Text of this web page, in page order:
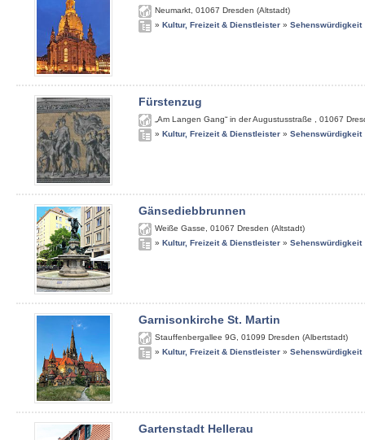
Neumarkt 01067 Dresden (Altstadt)
» Kultur, Freizeit & Dienstleister » Sehenswürdigkeit
Fürstenzug
„Am Langen Gang“ in der Augustusstraße 01067
» Kultur, Freizeit & Dienstleister » Sehenswürdigkeit
Gänsediebbrunnen
Weiße Gasse 01067 Dresden (Altstadt)
» Kultur, Freizeit & Dienstleister » Sehenswürdigkeit
Garnisonkirche St. Martin
Stauffenbergallee 9G 01099 Dresden (Albertstadt)
» Kultur, Freizeit & Dienstleister » Sehenswürdigkeit
Gartenstadt Hellerau